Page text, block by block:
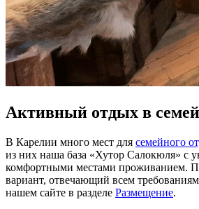
Активный отдых в
В Карелии много мест для семейного
из них наша база «Хутор Салокюля» с
комфортными местами проживанием.
вариант, отвечающий всем
нашем сайте в разделе Размещение.